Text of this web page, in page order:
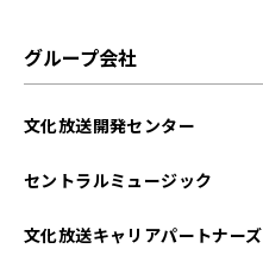
2024年11月
グループ会社
文化放送開発センター
セントラルミュージック
文化放送キャリアパートナーズ